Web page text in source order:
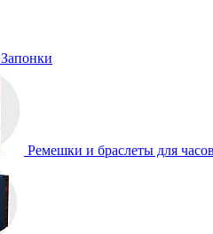
Запонки
Ремешки и браслеты для часов